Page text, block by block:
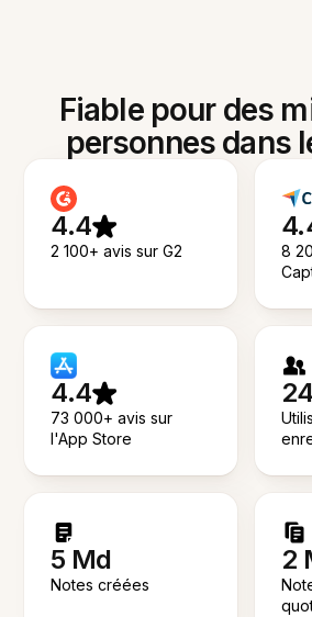
Fiable pour des
personnes dans
4.4
2 100+ avis sur G2
8
4.4
73 000+ avis sur
l'App Store
5 Md
Notes créées
2